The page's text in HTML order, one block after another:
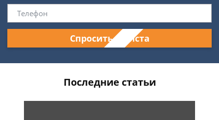
Спросить юриста
Последние статьи